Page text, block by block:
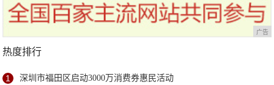
广告
热度排行
1 深圳市福田区启动3000万消费券惠民活动